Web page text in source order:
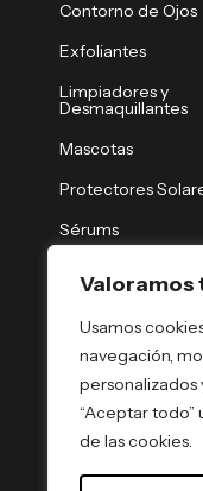
Valoramos
Usamos
navegación,
personalizados
“Aceptar todo”
de las cookies.
Contorno de Ojos
Exfoliantes
Limpiadores y
Desmaquillantes
Mascotas
Protectores
Sérums